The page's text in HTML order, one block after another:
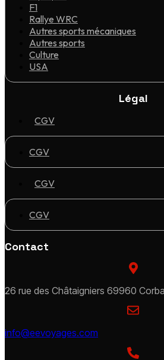
F1
Rallye WRC
Autres sports mécaniques
Autres sports
Culture
USA
Légal
CGV
CGV
CGV
CGV
Contact
26 rue des Châtaigniers 69960
info@eevoyages.com